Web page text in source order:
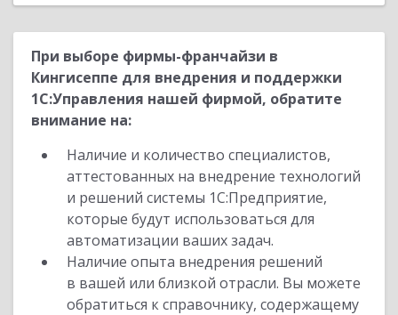
При выборе фирмы-франчайзи в
Кингисеппе для внедрения и поддержки
1С:Управления нашей фирмой, обратите
внимание на:
Наличие и количество специалистов,
аттестованных на внедрение технологий
и решений системы 1С:Предприятие,
которые будут использоваться для
автоматизации ваших задач.
Наличие опыта внедрения решений
в вашей или близкой отрасли. Вы можете
обратиться к справочнику, содержащему